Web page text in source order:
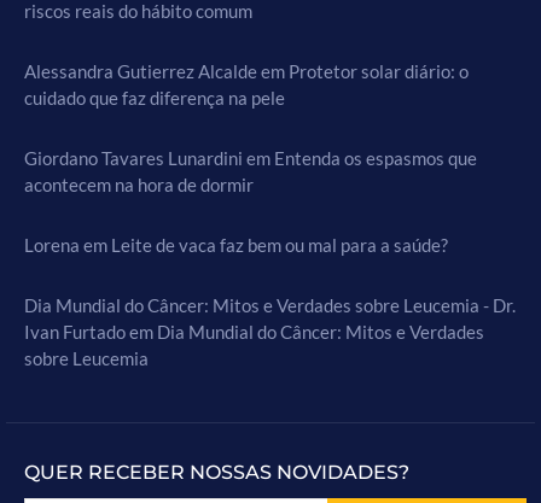
riscos reais do hábito comum
Alessandra Gutierrez Alcaldeem Protetor solar diário: o
cuidado que faz diferença na pele
Giordano Tavares Lunardini em Entenda os espasmos que
acontecem na hora de dormir
Lorena em Leite de vaca faz bem ou mal para a saúde?
Dia Mundial do Câncer: Mitos e Verdades sobre Leucemia - Dr.
Ivan Furtadoem Dia Mundial do Câncer: Mitos e Verdades
sobre Leucemia
QUER RECEBER NOSSAS NOVIDADES?